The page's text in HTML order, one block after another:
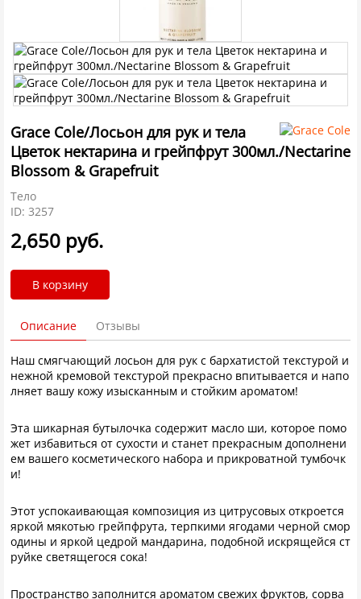
Grace Cole/Лосьон для рук и тела
Цветок нектарина и грейпфрут 300мл./Nectarine
Blossom & Grapefruit
Тело
ID: 3257
2,650 руб.
В корзину
Описание Отзывы
Наш смягчающий лосьон для рук с бархатистой текстурой и
нежной кремовой текстурой прекрасно впитывается и напо
лняет вашу кожу изысканным и стойким ароматом!
Эта шикарная бутылочка содержит масло ши, которое помо
жет избавиться от сухости и станет прекрасным дополнени
ем вашего косметического набора и прикроватной тумбочк
и!
Этот успокаивающая композиция из цитрусовых откроется
яркой мякотью грейпфрута, терпкими ягодами черной смор
одины и яркой цедрой мандарина, подобной искрящейся ст
руйке светящегося сока!
Пространство заполнится ароматом свежих фруктов, сорва